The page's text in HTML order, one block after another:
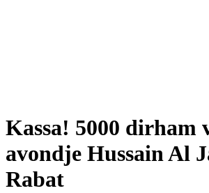
Kassa! 5000 dirham
avondje Hussain Al
Rabat